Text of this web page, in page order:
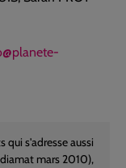
qui s'adresse aussi
mars 2010),